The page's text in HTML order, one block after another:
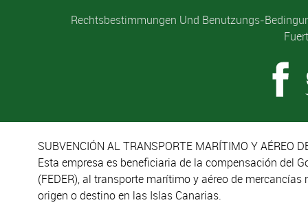
Rechtsbestimmungen Und Benutzungs-
SUBVENCIÓN AL TRANSPORTE MARÍTIMO Y AÉREO
Esta empresa es beneficiaria de la compensación del
(FEDER), al transporte marítimo y aéreo de
origen o destino en las Islas Canarias.